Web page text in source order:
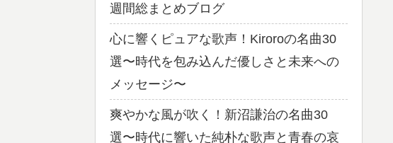
週間総まとめブログ
心に響くピュアな歌声！Kiroroの名曲30
選〜時代を包み込んだ優しさと未来への
メッセージ〜
爽やかな風が吹く！新沼謙治の名曲30
選〜時代に響いた純朴な歌声と青春の哀